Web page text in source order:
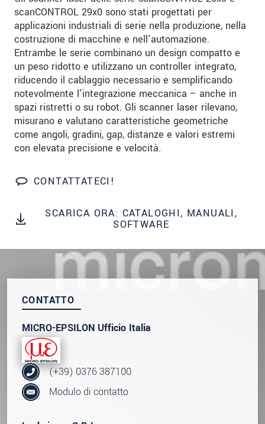
scanCONTROL 29x0 sono stati progettati per
applicazioni industriali di serie nella produzione, nella
costruzione di macchine e nell'automazione.
Entrambe le serie combinano un design compatto e
un peso ridotto e utilizzano un controller integrato,
riducendo il cablaggio necessario e semplificando
notevolmente l'integrazione meccanica – anche in
spazi ristretti o su robot. Gli scanner laser rilevano,
misurano e valutano caratteristiche geometriche
come angoli, gradini, gap, distanze e valori estremi
con elevata precisione e velocità.
CONTATTATECI!
SCARICA ORA: CATALOGHI, MANUALI,
SOFTWARE
CONTATTO
MICRO-EPSILON Ufficio Italia
(+39) 0376 387100
Modulo di contatto
We treat your data confidentially. Please read our
data privacy statement.
INVIA MESSAGGIO